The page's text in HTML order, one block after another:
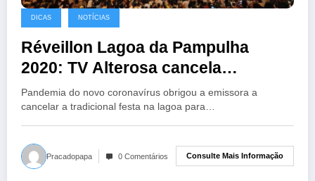
DICAS NOTÍCIAS
Réveillon Lagoa da Pampulha
2020: TV Alterosa cancela
tradicional show de fogos na
Pampulha
Pandemia do novo coronavírus obrigou a emissora a
cancelar a tradicional festa na lagoa para…
Pracadopapa 0 Comentários Consulte Mais Informação